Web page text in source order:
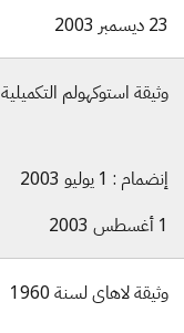
23 ديسمبر 2003
وثيقة استوكهولم التكميلية 1967
إنضمام : 1 يوليو 2003
1 أغسطس 2003
وثيقة لاهاي لسنة 1960